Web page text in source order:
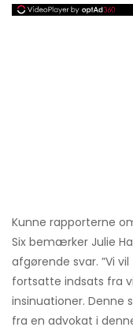
Kunne rapporterne
Six bemærker Julie
afgørende svar. ”Vi
fortsatte indsats fra
insinuationer. Denne
fra en advokat i